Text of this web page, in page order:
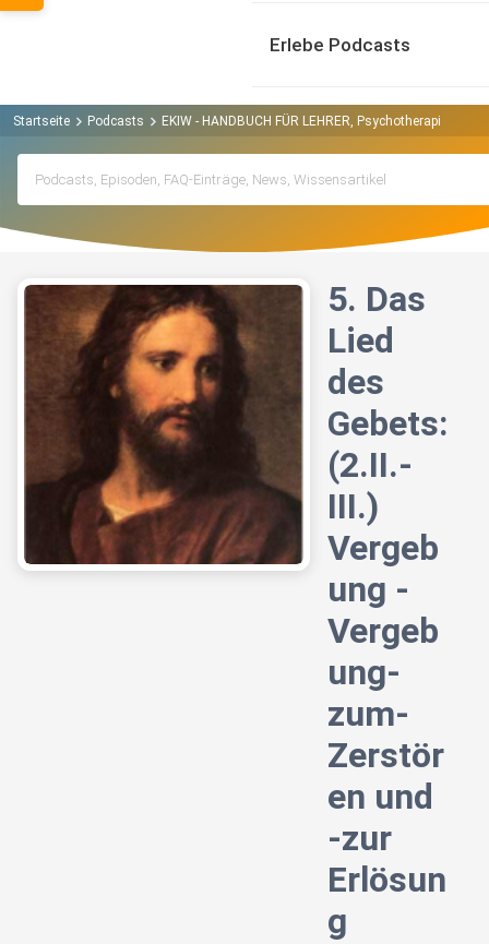
Erlebe Podcasts
Startseite Podcasts EKIW - HANDBUCH FÜR LEHRER, Psychotherapie, Lied
5. Das
Lied
des
Gebets:
(2.II.-
III.)
Vergeb
ung -
Vergeb
ung-
zum-
Zerstör
en und
-zur
Erlösun
g